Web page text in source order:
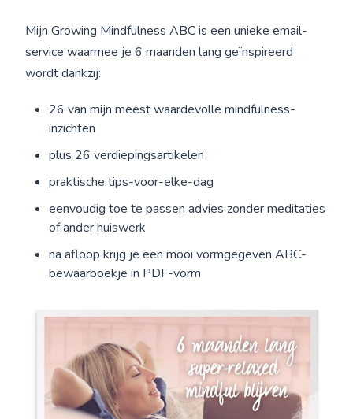
Mijn Growing Mindfulness ABC is een unieke email-
service waarmee je 6 maanden lang geïnspireerd
wordt dankzij:
26 van mijn meest waardevolle mindfulness-
inzichten
plus 26 verdiepingsartikelen
praktische tips-voor-elke-dag
eenvoudig toe te passen advies zonder meditaties
of ander huiswerk
na afloop krijg je een mooi vormgegeven ABC-
bewaarboekje in PDF-vorm